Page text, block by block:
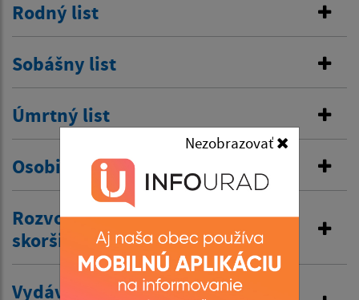
Nezobrazovať
Rodný list
Sobášny list
Úmrtný list
Osobitná matrika
Rozvod manželstva a prijatie
skoršieho priezviska
Vydávanie výpisov z matriky a